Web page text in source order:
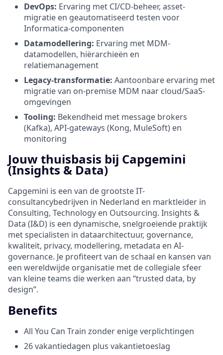
DevOps: Ervaring met CI/CD-beheer, asset-
migratie en geautomatiseerd testen voor
Informatica-componenten
Datamodellering: Ervaring met MDM-
datamodellen, hiërarchieën en
relatiemanagement
Legacy-transformatie: Aantoonbare ervaring met
migratie van on-premise MDM naar cloud/SaaS-
omgevingen
Tooling: Bekendheid met message brokers
(Kafka), API-gateways (Kong, MuleSoft) en
monitoring
Jouw thuisbasis bij Capgemini
(Insights & Data)
Capgemini is een van de grootste IT-
consultancybedrijven in Nederland en marktleider in
Consulting, Technology en Outsourcing. Insights &
Data (I&D) is een dynamische, snelgroeiende praktijk
met specialisten in dataarchitectuur, governance,
kwaliteit, privacy, modellering, metadata en AI-
governance. Je profiteert van de schaal en kansen van
een wereldwijde organisatie met de collegiale sfeer
van kleine teams die werken aan “trusted data, by
design”.
Benefits
All You Can Train zonder enige verplichtingen
26 vakantiedagen plus vakantietoeslag